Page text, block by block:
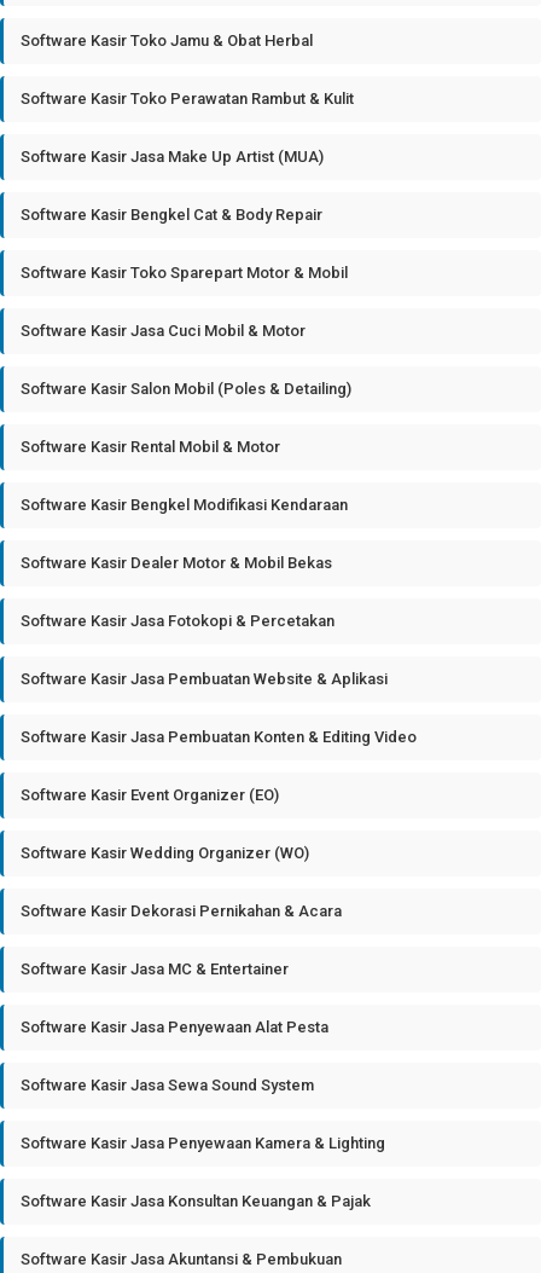
Software Kasir Toko Jamu & Obat Herbal
Software Kasir Toko Perawatan Rambut & Kulit
Software Kasir Jasa Make Up Artist (MUA)
Software Kasir Bengkel Cat & Body Repair
Software Kasir Toko Sparepart Motor & Mobil
Software Kasir Jasa Cuci Mobil & Motor
Software Kasir Salon Mobil (Poles & Detailing)
Software Kasir Rental Mobil & Motor
Software Kasir Bengkel Modifikasi Kendaraan
Software Kasir Dealer Motor & Mobil Bekas
Software Kasir Jasa Fotokopi & Percetakan
Software Kasir Jasa Pembuatan Website & Aplikasi
Software Kasir Jasa Pembuatan Konten & Editing Video
Software Kasir Event Organizer (EO)
Software Kasir Wedding Organizer (WO)
Software Kasir Dekorasi Pernikahan & Acara
Software Kasir Jasa MC & Entertainer
Software Kasir Jasa Penyewaan Alat Pesta
Software Kasir Jasa Sewa Sound System
Software Kasir Jasa Penyewaan Kamera & Lighting
Software Kasir Jasa Konsultan Keuangan & Pajak
Software Kasir Jasa Akuntansi & Pembukuan